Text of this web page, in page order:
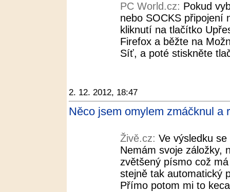
PC World.cz: Pokud
nebo SOCKS připojení
kliknutí na tlačítko
Firefox a běžte na
Síť, a poté stiskněte
2. 12. 2012, 18:47
Něco jsem omylem zmáčknul a
Živě.cz: Ve výsledku
Nemám svoje záložky,
zvětšený písmo což
stejně tak automatický
Přímo potom mi to